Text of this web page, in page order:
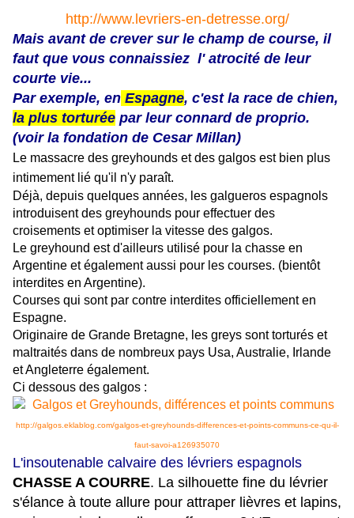
http://www.levriers-en-detresse.org/
Mais avant de crever sur le champ de course, il
faut que vous connaissiez l' atrocité de leur
courte vie...
Par exemple, en Espagne, c'est la race de chien,
la plus torturée par leur connard de proprio.
(voir la fondation de Cesar Millan)
Le massacre des greyhounds et des galgos est bien plus
intimement lié qu'il n'y paraît.
Déjà, depuis quelques années, les galgueros espagnols
introduisent des greyhounds pour effectuer des
croisements et optimiser la vitesse des galgos.
Le greyhound est d'ailleurs utilisé pour la chasse en
Argentine et également aussi pour les courses. (bientôt
interdites en Argentine).
Courses qui sont par contre interdites officiellement en
Espagne.
Originaire de Grande Bretagne, les greys sont torturés et
maltraités dans de nombreux pays Usa, Australie, Irlande
et Angleterre également.
Ci dessous des galgos :
http://galgos.eklablog.com/galgos-et-greyhounds-differences-et-points-communs-ce-qu-il-
faut-savoi-a126935070
L'insoutenable calvaire des lévriers espagnols
CHASSE A COURRE. La silhouette fine du lévrier
s'élance à toute allure pour attraper lièvres et lapins,